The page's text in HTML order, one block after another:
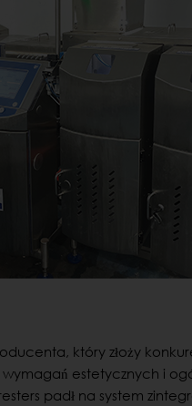
który złoży
wymagań estetycznych i
padł na system